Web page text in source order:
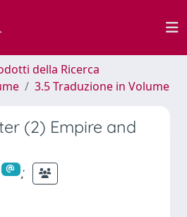
della Ricerca
3.5 Traduzione in Volume
(2) Empire and
;